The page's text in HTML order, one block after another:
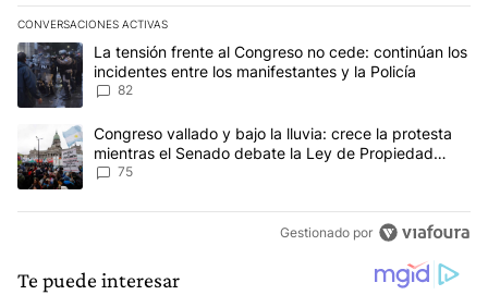
CONVERSACIONES ACTIVAS
Este listado muestra los artículos con más comentarios en los
Un artículo de tendencia con el título "La tensión frente al
La tensión frente al Congreso no cede: continúan los
incidentes entre los manifestantes y la Policía
82
Un artículo de tendencia con el título "Congreso vallado y bajo
Congreso vallado y bajo la lluvia: crece la protesta
mientras el Senado debate la Ley de Propiedad
Privada
75
Gestionado por